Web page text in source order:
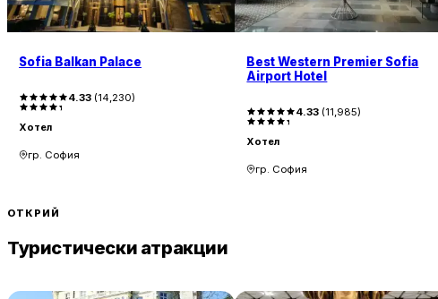
Sofia Balkan Palace
4.33 (14,230)
Хотел
гр. София
Best Western Premier Sofia
Airport Hotel
4.33 (11,985)
Хотел
гр. София
ОТКРИЙ
Туристически атракции